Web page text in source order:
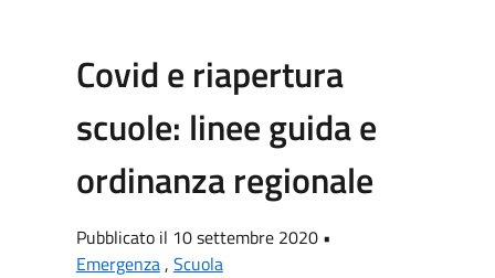
Covid e riapertura
scuole: linee guida e
ordinanza regionale
Pubblicato il 10 settembre 2020 •
Emergenza, Scuola